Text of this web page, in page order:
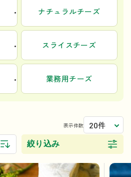
ナチュラルチーズ
スライスチーズ
業務用チーズ
表示件数 20件
絞り込み